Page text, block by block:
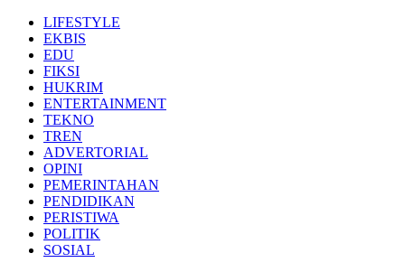
LIFESTYLE
EKBIS
EDU
FIKSI
HUKRIM
ENTERTAINMENT
TEKNO
TREN
ADVERTORIAL
OPINI
PEMERINTAHAN
PENDIDIKAN
PERISTIWA
POLITIK
SOSIAL